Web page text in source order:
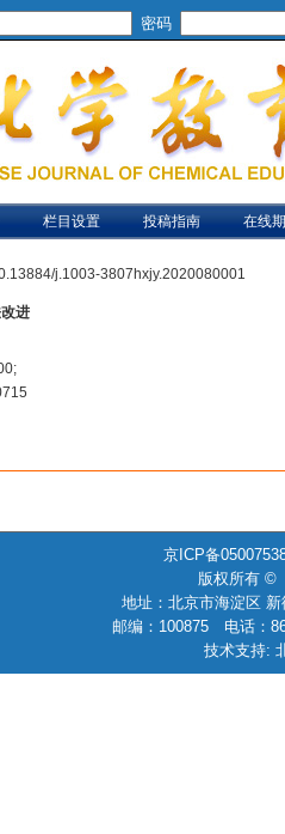
密码
栏目设置 投稿指南 在线
j.1003-3807hxjy.2020080001
进
京ICP备
版权所有 ©
地址：北京市海淀区
邮编：100875 电话：
技术支持: